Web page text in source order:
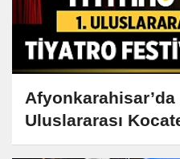
Afyonkarahisar’da
Uluslararası
Festivali Başlıyor